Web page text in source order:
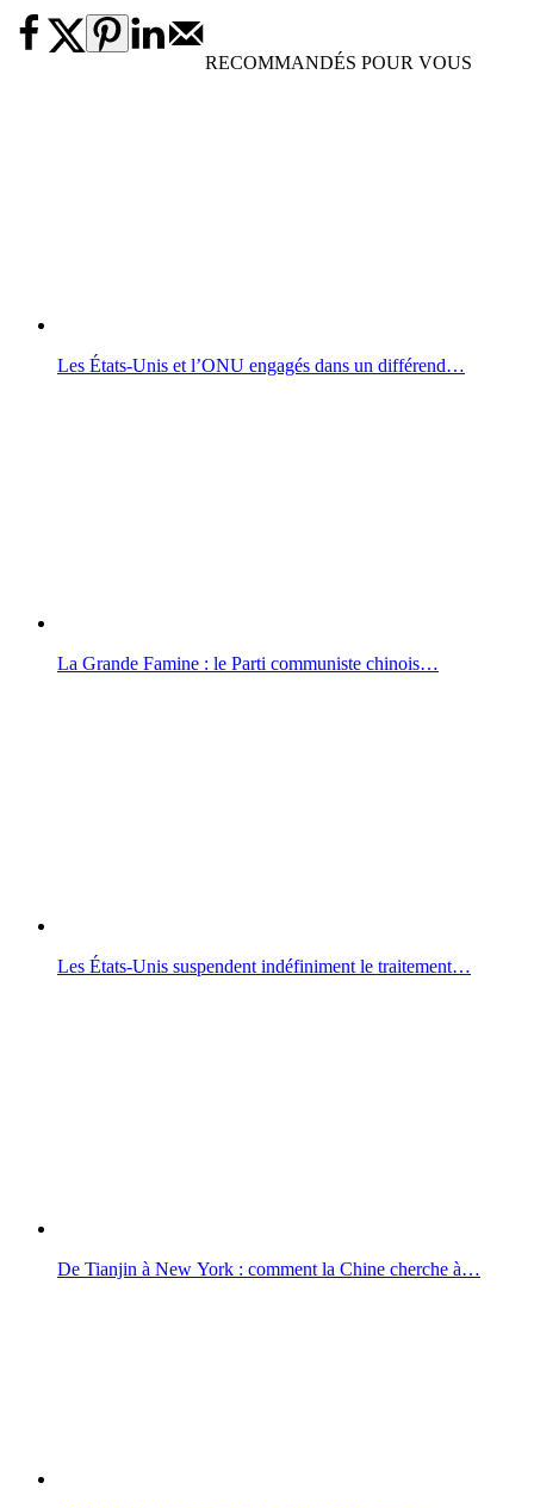
RECOMMANDÉS POUR VOUS
Les États-Unis et l’ONU engagés dans un différend…
La Grande Famine : le Parti communiste chinois…
Les États-Unis suspendent indéfiniment le traitement…
De Tianjin à New York : comment la Chine cherche à…